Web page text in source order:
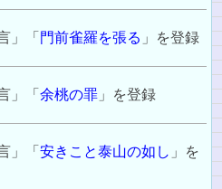
」「 門前雀羅を張る 」を登録
」「余桃の罪 」を登録
」「安きこと泰山の如し 」を